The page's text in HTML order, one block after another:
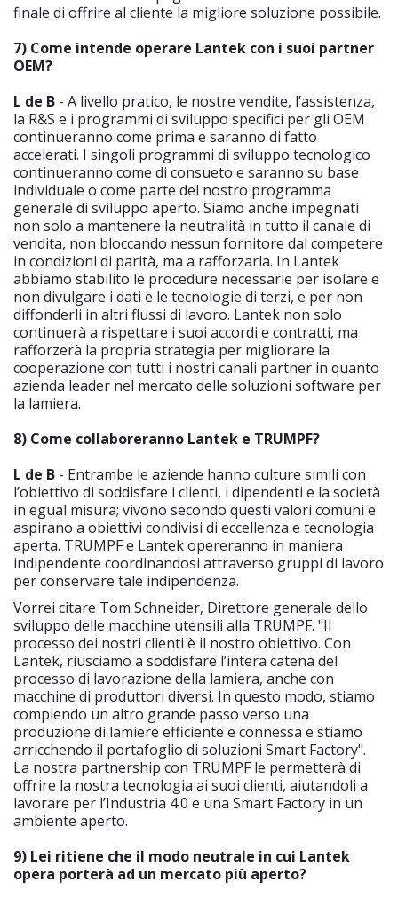
finale di offrire al cliente la migliore soluzione possibile.
7) Come intende operare Lantek con i suoi partner
OEM?
L de B - A livello pratico, le nostre vendite, l’assistenza,
la R&S e i programmi di sviluppo specifici per gli OEM
continueranno come prima e saranno di fatto
accelerati. I singoli programmi di sviluppo tecnologico
continueranno come di consueto e saranno su base
individuale o come parte del nostro programma
generale di sviluppo aperto. Siamo anche impegnati
non solo a mantenere la neutralità in tutto il canale di
vendita, non bloccando nessun fornitore dal competere
in condizioni di parità, ma a rafforzarla. In Lantek
abbiamo stabilito le procedure necessarie per isolare e
non divulgare i dati e le tecnologie di terzi, e per non
diffonderli in altri flussi di lavoro. Lantek non solo
continuerà a rispettare i suoi accordi e contratti, ma
rafforzerà la propria strategia per migliorare la
cooperazione con tutti i nostri canali partner in quanto
azienda leader nel mercato delle soluzioni software per
la lamiera.
8) Come collaboreranno Lantek e TRUMPF?
L de B - Entrambe le aziende hanno culture simili con
l’obiettivo di soddisfare i clienti, i dipendenti e la società
in egual misura; vivono secondo questi valori comuni e
aspirano a obiettivi condivisi di eccellenza e tecnologia
aperta. TRUMPF e Lantek opereranno in maniera
indipendente coordinandosi attraverso gruppi di lavoro
per conservare tale indipendenza.
Vorrei citare Tom Schneider, Direttore generale dello
sviluppo delle macchine utensili alla TRUMPF. "Il
processo dei nostri clienti è il nostro obiettivo. Con
Lantek, riusciamo a soddisfare l’intera catena del
processo di lavorazione della lamiera, anche con
macchine di produttori diversi. In questo modo, stiamo
compiendo un altro grande passo verso una
produzione di lamiere efficiente e connessa e stiamo
arricchendo il portafoglio di soluzioni Smart Factory".
La nostra partnership con TRUMPF le permetterà di
offrire la nostra tecnologia ai suoi clienti, aiutandoli a
lavorare per l’Industria 4.0 e una Smart Factory in un
ambiente aperto.
9) Lei ritiene che il modo neutrale in cui Lantek
opera porterà ad un mercato più aperto?